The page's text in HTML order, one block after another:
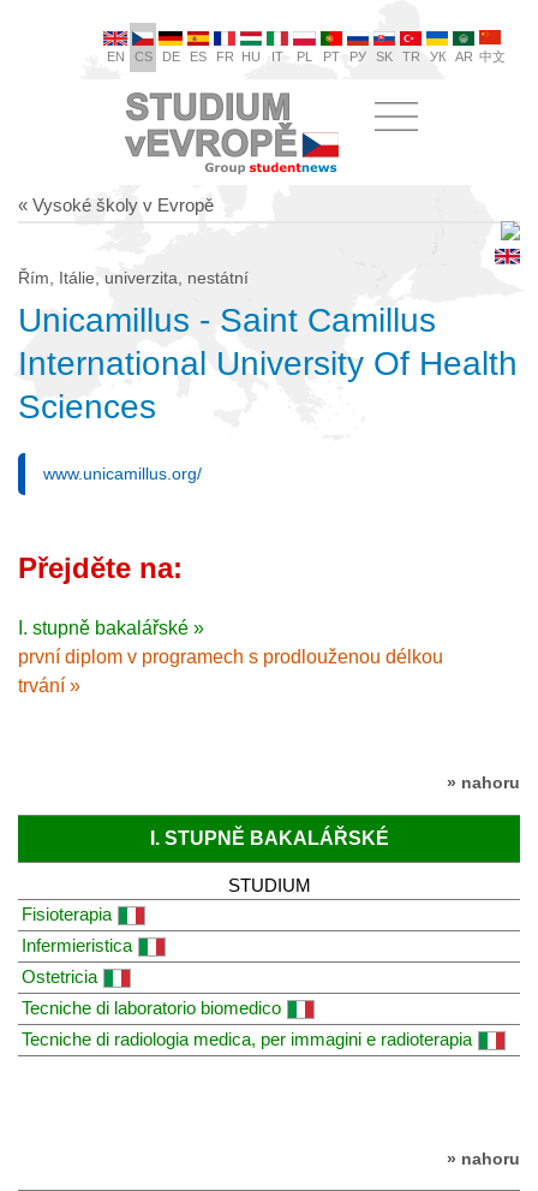
EN CS DE ES FR HU IT PL PT РУ SK TR УК AR 中文
« Vysoké školy v Evropě
Řím, Itálie, univerzita, nestátní
Unicamillus - Saint Camillus
International University Of Health
Sciences
www.unicamillus.org/
Přejděte na:
I. stupně bakalářské »
první diplom v programech s prodlouženou délkou
trvání »
» nahoru
I. STUPNĚ BAKALÁŘSKÉ
STUDIUM
Fisioterapia
Infermieristica
Ostetricia
Tecniche di laboratorio biomedico
Tecniche di radiologia medica, per immagini e radioterapia
» nahoru